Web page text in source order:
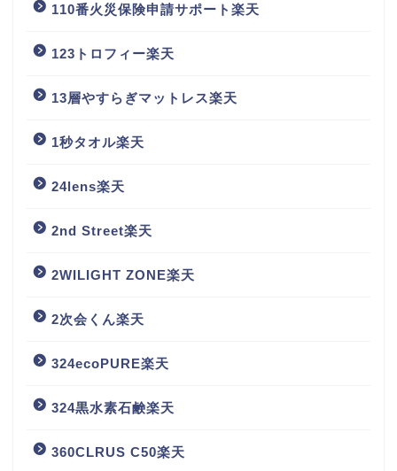
110番火災保険申請サポート楽天
123トロフィー楽天
13層やすらぎマットレス楽天
1秒タオル楽天
24lens楽天
2nd Street楽天
2WILIGHT ZONE楽天
2次会くん楽天
324ecoPURE楽天
324黒水素石鹸楽天
360CLRUS C50楽天